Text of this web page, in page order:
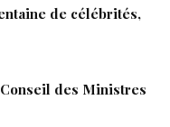
de célébrités,
des Ministres